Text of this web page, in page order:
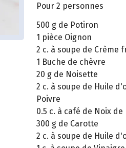
Pour 2 personnes
500 g de Potiron
1 pièce Oignon
2 c. à soupe de Crème
1 Buche de chèvre
20 g de Noisette
2 c. à soupe de Huile
Poivre
0.5 c. à café de Noix de
300 g de Carotte
2 c. à soupe de Huile